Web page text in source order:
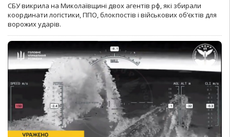
СБУ викрила на Миколаївщині двох агентів рф, які збирали
координати логістики, ППО, блокпостів і військових об’єктів для
ворожих ударів.